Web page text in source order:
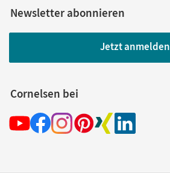
Newsletter abonnieren
Jetzt anmelden
Cornelsen bei